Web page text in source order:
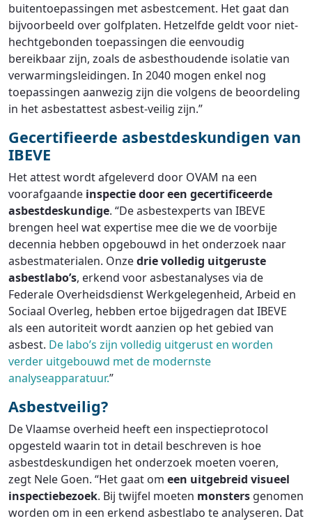
buitentoepassingen met asbestcement. Het gaat dan
bijvoorbeeld over golfplaten. Hetzelfde geldt voor niet-
hechtgebonden toepassingen die eenvoudig
bereikbaar zijn, zoals de asbesthoudende isolatie van
verwarmingsleidingen. In 2040 mogen enkel nog
toepassingen aanwezig zijn die volgens de beoordeling
in het asbestattest asbest-veilig zijn.”
Gecertifieerde asbestdeskundigen van
IBEVE
Het attest wordt afgeleverd door OVAM na een
voorafgaande inspectie door een gecertificeerde
asbestdeskundige. “De asbestexperts van IBEVE
brengen heel wat expertise mee die we de voorbije
decennia hebben opgebouwd in het onderzoek naar
asbestmaterialen. Onzedrie volledig uitgeruste
asbestlabo’s, erkend voor asbestanalyses via de
Federale Overheidsdienst Werkgelegenheid, Arbeid en
Sociaal Overleg, hebben ertoe bijgedragen dat IBEVE
als een autoriteit wordt aanzien op het gebied van
asbest. De labo’s zijn volledig uitgerust en worden
verder uitgebouwd met de modernste
analyseapparatuur.”
Asbestveilig?
De Vlaamse overheid heeft een inspectieprotocol
opgesteld waarin tot in detail beschreven is hoe
asbestdeskundigen het onderzoek moeten voeren,
zegt Nele Goen. “Het gaat om een uitgebreid visueel
inspectiebezoek. Bij twijfel moeten monsters genomen
worden om in een erkend asbestlabo te analyseren. Dat